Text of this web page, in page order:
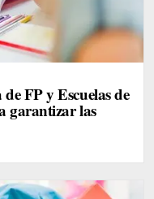
FP y Escuelas de
garantizar las